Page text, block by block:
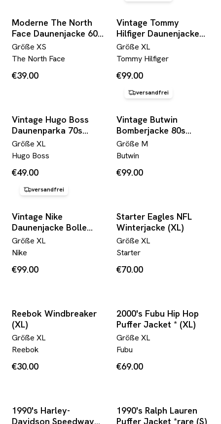
Moderne The North
Face Daunenjacke 600
Schwarz Blau XS-S
Größe XS
The North Face
€39.00
Vintage Tommy
Hilfiger Daunenjacke
Reversible Kariert x
Monochrom Blau Grün
Größe XL
Tommy Hilfiger
€99.00
Vintage Hugo Boss
Daunenparka 70s
Sander Hamburg Blau
L-XL
Größe XL
Hugo Boss
€49.00
versandfrei
Vintage Butwin
Bomberjacke 80s
Coronado Hockey
Made In USA Rot M
Größe M
Butwin
€99.00
versandfrei
Vintage Nike
Daunenjacke Bolle
Puffer XL
Größe XL
Nike
€99.00
Starter Eagles NFL
Winterjacke (XL)
Größe XL
Starter
€70.00
Reebok Windbreaker
(XL)
Größe XL
Reebok
€30.00
2000's Fubu Hip Hop
Puffer Jacket * (XL)
Größe XL
Fubu
€69.00
1990's Harley-
Davidson Speedway
1990's Ralph Lauren
Puffer Jacket *rare (S)